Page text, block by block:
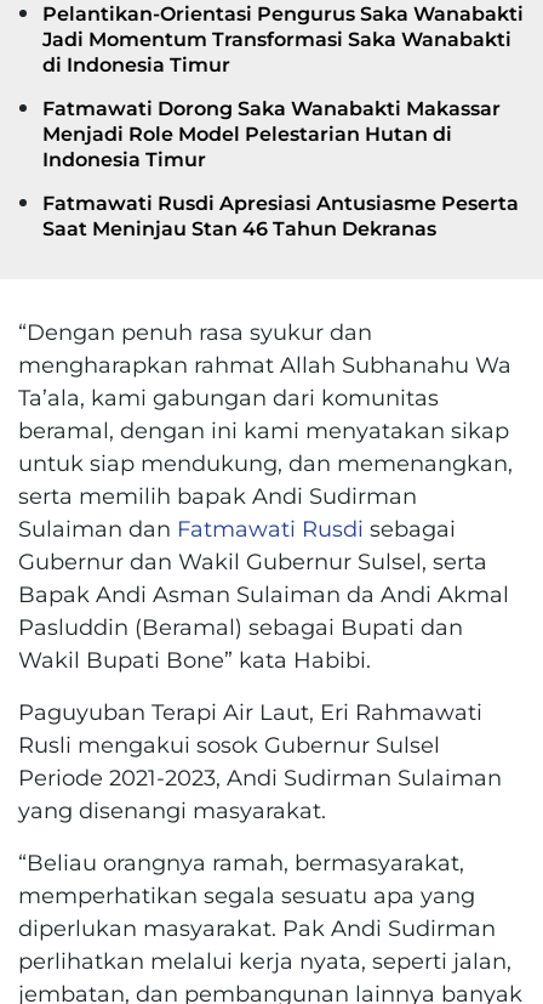
Pelantikan-Orientasi Pengurus Saka Wanabakti
Jadi Momentum Transformasi Saka Wanabakti
di Indonesia Timur
Fatmawati Dorong Saka Wanabakti Makassar
Menjadi Role Model Pelestarian Hutan di
Indonesia Timur
Fatmawati Rusdi Apresiasi Antusiasme Peserta
Saat Meninjau Stan 46 Tahun Dekranas
“Dengan penuh rasa syukur dan
mengharapkan rahmat Allah Subhanahu Wa
Ta’ala, kami gabungan dari komunitas
beramal, dengan ini kami menyatakan sikap
untuk siap mendukung, dan memenangkan,
serta memilih bapak Andi Sudirman
Sulaiman dan Fatmawati Rusdi sebagai
Gubernur dan Wakil Gubernur Sulsel, serta
Bapak Andi Asman Sulaiman da Andi Akmal
Pasluddin (Beramal) sebagai Bupati dan
Wakil Bupati Bone” kata Habibi.
Paguyuban Terapi Air Laut, Eri Rahmawati
Rusli mengakui sosok Gubernur Sulsel
Periode 2021-2023, Andi Sudirman Sulaiman
yang disenangi masyarakat.
“Beliau orangnya ramah, bermasyarakat,
memperhatikan segala sesuatu apa yang
diperlukan masyarakat. Pak Andi Sudirman
perlihatkan melalui kerja nyata, seperti jalan,
jembatan, dan pembangunan lainnya banyak